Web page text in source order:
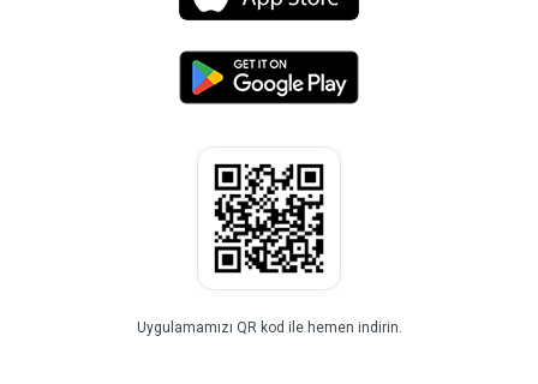
Uygulamamızı QR kod ile hemen indirin.